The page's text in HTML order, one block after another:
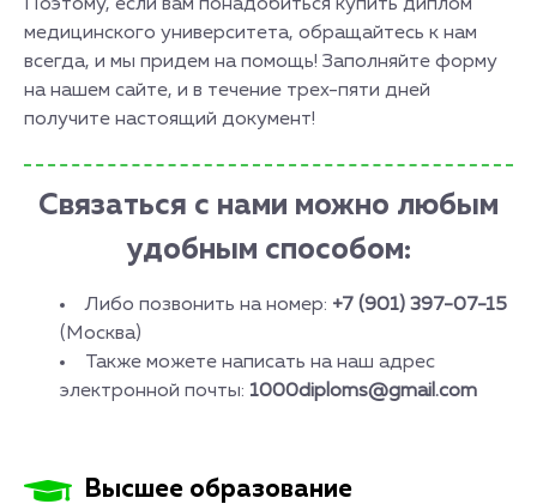
Поэтому, если вам понадобиться купить диплом
медицинского университета, обращайтесь к нам
всегда, и мы придем на помощь! Заполняйте форму
на нашем сайте, и в течение трех-пяти дней
получите настоящий документ!
Связаться с нами можно любым
удобным способом:
Либо позвонить на номер: +7 (901) 397-07-15
(Москва)
Также можете написать на наш адрес
электронной почты: 1000diploms@gmail.com
Высшее образование